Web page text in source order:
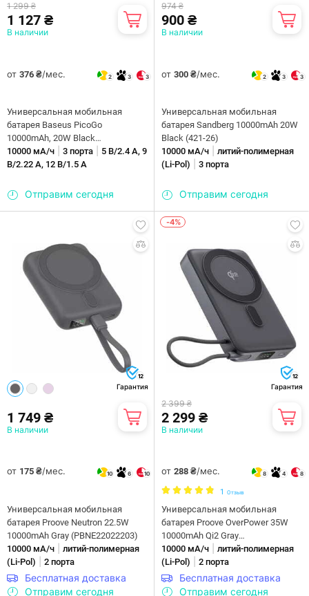
1 299 ₴
1 127 ₴
В наличии
от 376 ₴/мес. 2 3 3
Универсальная мобильная
батарея Baseus PicoGo
10000mAh, 20W Black
(P10076801123-00)
10000 мА/ч 3 порта
5 В/2.4 А, 9
В/2.22 А, 12 В/1.5 А
Отправим сегодня
974 ₴
900 ₴
В наличии
от 300 ₴/мес. 2 3 3
Универсальная мобильная
батарея Sandberg 10000mAh 20W
Black (421-26)
10000 мА/ч
литий-полимерная
(Li-Pol)
3 порта
Отправим сегодня
12
Гарантия
1 749 ₴
В наличии
от 175 ₴/мес. 10 6 10
Универсальная мобильная
батарея Proove Neutron 22.5W
10000mAh Gray (PBNE22022203)
10000 мА/ч
литий-полимерная
(Li-Pol)
2 порта
Бесплатная доставка
Отправим сегодня
-4%
12
Гарантия
2 399 ₴
2 299 ₴
В наличии
от 288 ₴/мес. 8 4 8
1 Отзыв
Универсальная мобильная
батарея Proove OverPower 35W
10000mAh Qi2 Gray
(PBOP35012105)
10000 мА/ч
литий-полимерная
(Li-Pol)
2 порта
Бесплатная доставка
Отправим сегодня